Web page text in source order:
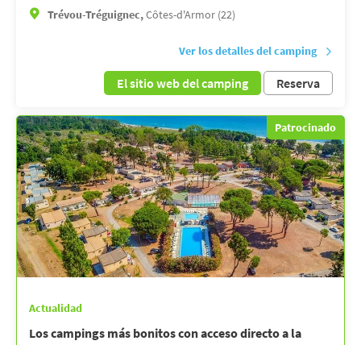
Trévou-Tréguignec,Côtes-d'Armor (22)
Ver los detalles del camping
El sitio web del camping Reserva
Patrocinado
Actualidad
Los campings más bonitos con acceso directo a la